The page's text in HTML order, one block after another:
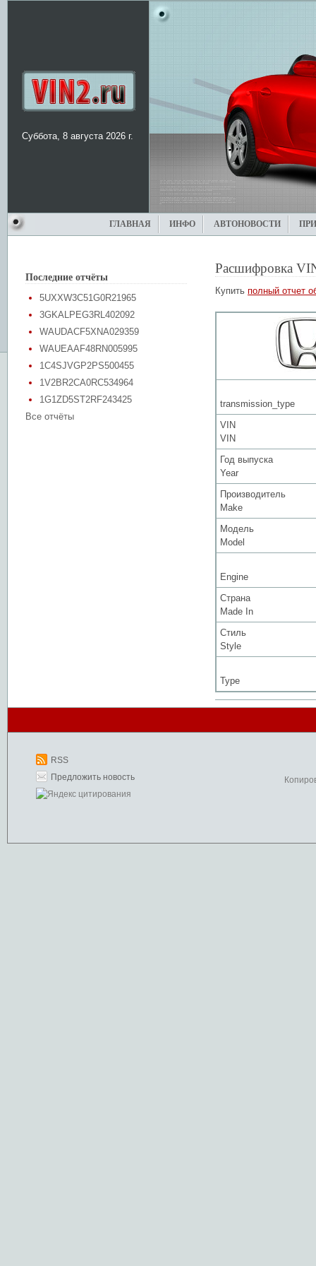
Суббота, 8 августа 2026 г.
ГЛАВНАЯ ИНФО АВТОНОВОСТИ
Последние отчёты
5UXXW3C51G0R21965
3GKALPEG3RL402092
WAUDACF5XNA029359
WAUEAAF48RN005995
1C4SJVGP2PS500455
1V2BR2CA0RC534964
1G1ZD5ST2RF243425
Все отчёты
Расшифровка
Купить полный отчет
transmission_type
VIN
VIN
Год выпуска
Year
Производитель
Make
Модель
Model
Engine
Страна
Made In
Стиль
Style
Type
RSS
Предложить новость